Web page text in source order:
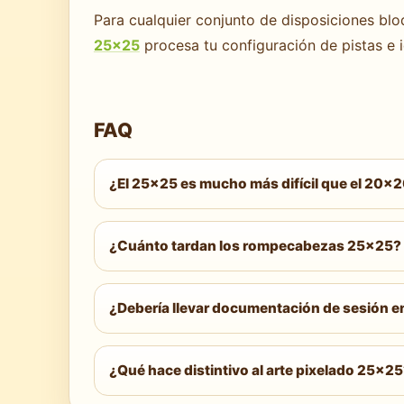
Para cualquier conjunto de disposiciones
25×25procesa tu configuración de pistas e
FAQ
¿El 25×25 es mucho más difícil que el
Sí, tanto en complejidad total como en
crean un entorno de resolución mucho
80 % más que los 20×20. Las técnicas
¿Cuánto tardan los rompecabezas 25×25?
Easy: de veinticinco a cincuenta minutos.
tres horas. Extreme: de tres a cinco
¿Debería llevar documentación de sesión
Sí, para Medium y superiores. En 25×25
Documentar el estado de la cuadrícula,
es un requisito práctico para mantener la
¿Qué hace distintivo al arte pixelado